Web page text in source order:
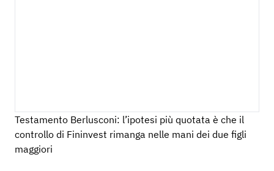
Testamento Berlusconi: l’ipotesi più quotata è che il
controllo di Fininvest rimanga nelle mani dei due figli
maggiori